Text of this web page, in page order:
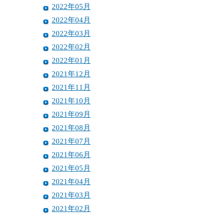
2022年05月
2022年04月
2022年03月
2022年02月
2022年01月
2021年12月
2021年11月
2021年10月
2021年09月
2021年08月
2021年07月
2021年06月
2021年05月
2021年04月
2021年03月
2021年02月